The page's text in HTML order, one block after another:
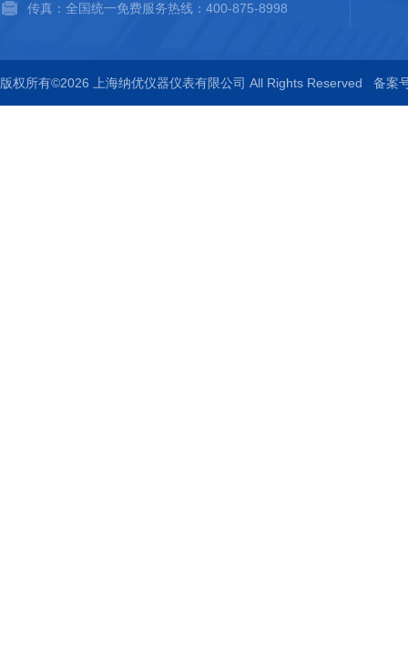
传真：全国统一免费服务热线：400-875-8998
版权所有©2026 上海纳优仪器仪表有限公司 All Rights Reserved 备案